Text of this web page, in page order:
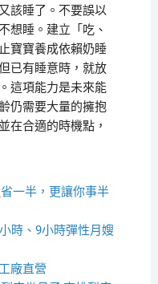
該睡了。不要誤以
想睡。建立「吃、
寶寶養成依賴奶睡
已有睡意時，就放
這項能力是未來能
仍需要大量的擁抱
在合適的時機點，
省一半，更讓你事半
時、9小時彈性月嫂
廠直營